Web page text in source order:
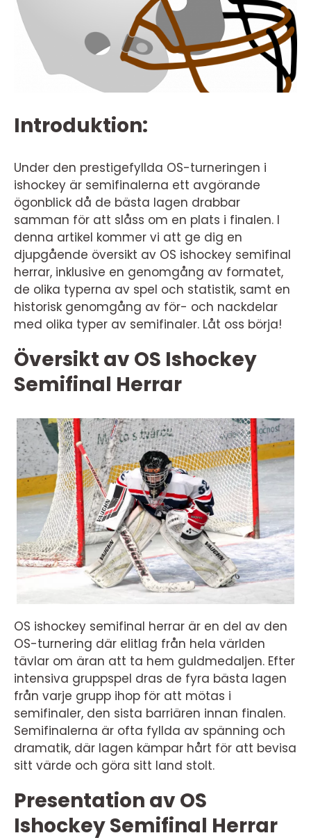
Introduktion:
Under den prestigefyllda OS-turneringen i
ishockey är semifinalerna ett avgörande
ögonblick då de bästa lagen drabbar
samman för att slåss om en plats i finalen. I
denna artikel kommer vi att ge dig en
djupgående översikt av OS ishockey semifinal
herrar, inklusive en genomgång av formatet,
de olika typerna av spel och statistik, samt en
historisk genomgång av för- och nackdelar
med olika typer av semifinaler. Låt oss börja!
Översikt av OS Ishockey
Semifinal Herrar
OS ishockey semifinal herrar är en del av den
OS-turnering där elitlag från hela världen
tävlar om äran att ta hem guldmedaljen. Efter
intensiva gruppspel dras de fyra bästa lagen
från varje grupp ihop för att mötas i
semifinaler, den sista barriären innan finalen.
Semifinalerna är ofta fyllda av spänning och
dramatik, där lagen kämpar hårt för att bevisa
sitt värde och göra sitt land stolt.
Presentation av OS
Ishockey Semifinal Herrar